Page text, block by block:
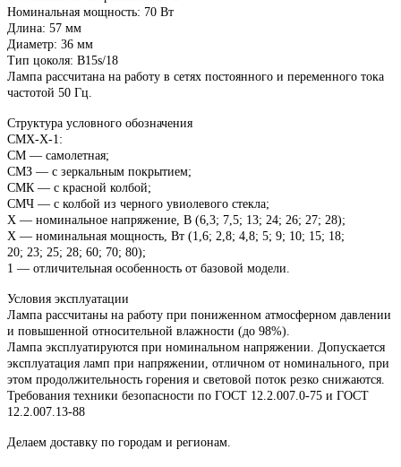
Номинальная мощность: 70 Вт
Длина: 57 мм
Диаметр: 36 мм
Тип цоколя: B15s/18
Лампа рассчитана на работу в сетях постоянного и переменного тока
частотой 50 Гц.
Структура условного обозначения
СМХ-Х-1:
СМ ― самолетная;
СМЗ ― с зеркальным покрытием;
СМК ― с красной колбой;
СМЧ ― с колбой из черного увиолевого стекла;
Х ― номинальное напряжение, В (6,3; 7,5; 13; 24; 26; 27; 28);
Х ― номинальная мощность, Вт (1,6; 2,8; 4,8; 5; 9; 10; 15; 18;
20; 23; 25; 28; 60; 70; 80);
1 ― отличительная особенность от базовой модели.
Условия эксплуатации
Лампа рассчитаны на работу при пониженном атмосферном давлении
и повышенной относительной влажности (до 98%).
Лампа эксплуатируются при номинальном напряжении. Допускается
эксплуатация ламп при напряжении, отличном от номинального, при
этом продолжительность горения и световой поток резко снижаются.
Требования техники безопасности по ГОСТ 12.2.007.0-75 и ГОСТ
12.2.007.13-88
Делаем доставку по городам и регионам.